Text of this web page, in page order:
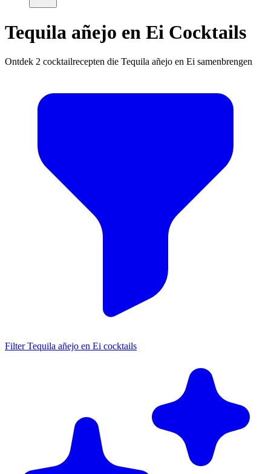
Tequila añejo en Ei Cocktails
Ontdek 2 cocktailrecepten die Tequila añejo en Ei samenbrengen
Filter Tequila añejo en Ei cocktails